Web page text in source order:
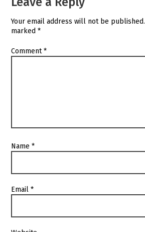
Your email address will not be published.
marked*
Comment*
Name*
Email*